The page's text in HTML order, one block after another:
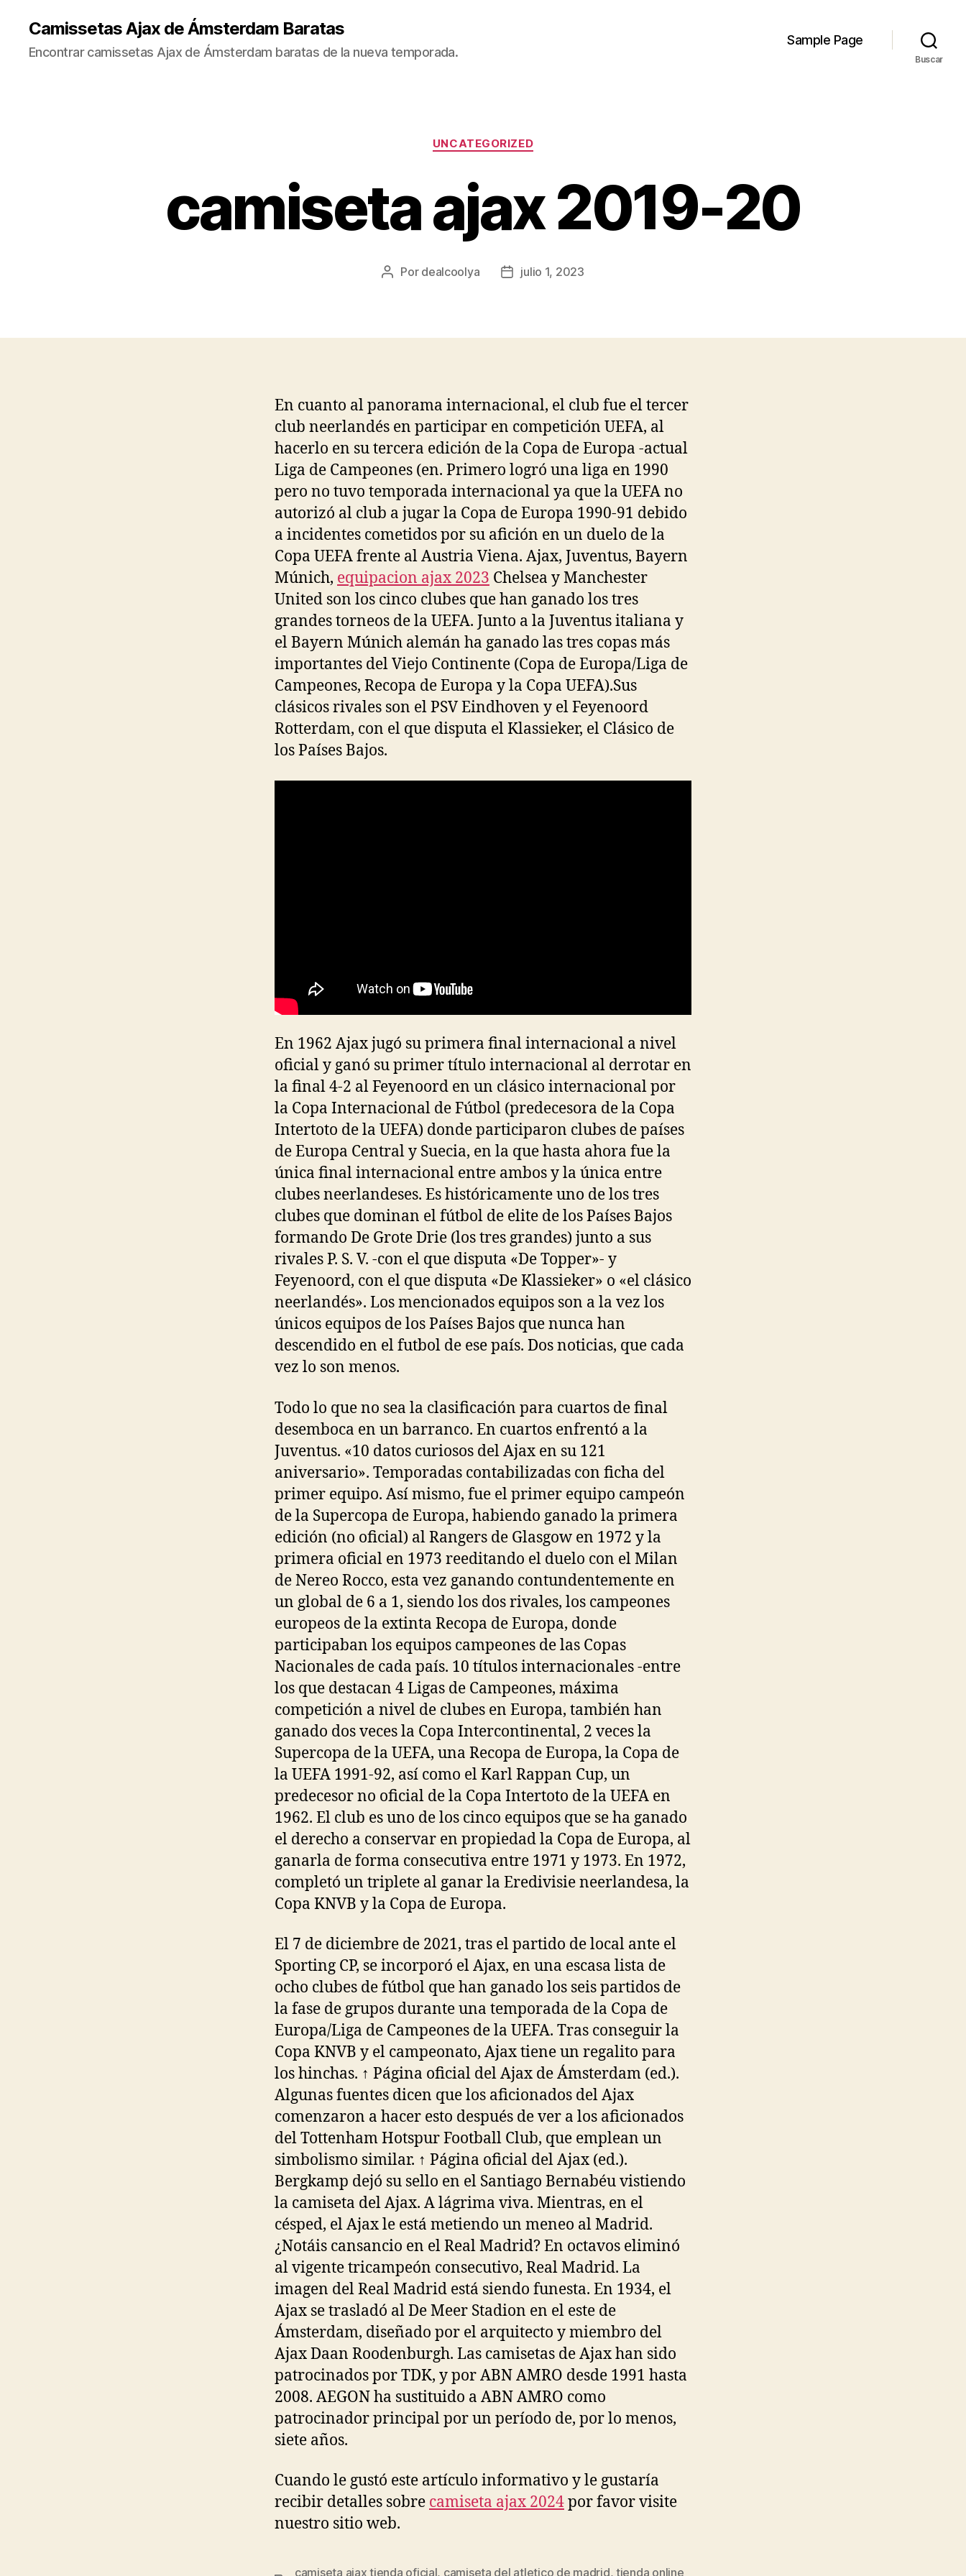
Camissetas Ajax de Ámsterdam Baratas
Encontrar camissetas Ajax de Ámsterdam baratas de la nueva temporada.
Sample Page
Buscar
Categorías
UNCATEGORIZED
camiseta ajax 2019-20
Autor
Por dealcoolya
Fechajulio 1, 2023
En cuanto al panorama internacional, el club fue el tercer
club neerlandés en participar en competición UEFA, al
hacerlo en su tercera edición de la Copa de Europa -actual
Liga de Campeones (en. Primero logró una liga en 1990
pero no tuvo temporada internacional ya que la UEFA no
autorizó al club a jugar la Copa de Europa 1990-91 debido
a incidentes cometidos por su afición en un duelo de la
Copa UEFA frente al Austria Viena. Ajax, Juventus, Bayern
Múnich, equipacion ajax 2023 Chelsea y Manchester
United son los cinco clubes que han ganado los tres
grandes torneos de la UEFA. Junto a la Juventus italiana y
el Bayern Múnich alemán ha ganado las tres copas más
importantes del Viejo Continente (Copa de Europa/Liga de
Campeones, Recopa de Europa y la Copa UEFA).Sus
clásicos rivales son el PSV Eindhoven y el Feyenoord
Rotterdam, con el que disputa el Klassieker, el Clásico de
los Países Bajos.
En 1962 Ajax jugó su primera final internacional a nivel
oficial y ganó su primer título internacional al derrotar en
la final 4-2 al Feyenoord en un clásico internacional por
la Copa Internacional de Fútbol (predecesora de la Copa
Intertoto de la UEFA) donde participaron clubes de países
de Europa Central y Suecia, en la que hasta ahora fue la
única final internacional entre ambos y la única entre
clubes neerlandeses. Es históricamente uno de los tres
clubes que dominan el fútbol de elite de los Países Bajos
formando De Grote Drie (los tres grandes) junto a sus
rivales P. S. V. -con el que disputa «De Topper»- y
Feyenoord, con el que disputa «De Klassieker» o «el clásico
neerlandés». Los mencionados equipos son a la vez los
únicos equipos de los Países Bajos que nunca han
descendido en el futbol de ese país. Dos noticias, que cada
vez lo son menos.
Todo lo que no sea la clasificación para cuartos de final
desemboca en un barranco. En cuartos enfrentó a la
Juventus. «10 datos curiosos del Ajax en su 121
aniversario». Temporadas contabilizadas con ficha del
primer equipo. Así mismo, fue el primer equipo campeón
de la Supercopa de Europa, habiendo ganado la primera
edición (no oficial) al Rangers de Glasgow en 1972 y la
primera oficial en 1973 reeditando el duelo con el Milan
de Nereo Rocco, esta vez ganando contundentemente en
un global de 6 a 1, siendo los dos rivales, los campeones
europeos de la extinta Recopa de Europa, donde
participaban los equipos campeones de las Copas
Nacionales de cada país. 10 títulos internacionales -entre
los que destacan 4 Ligas de Campeones, máxima
competición a nivel de clubes en Europa, también han
ganado dos veces la Copa Intercontinental, 2 veces la
Supercopa de la UEFA, una Recopa de Europa, la Copa de
la UEFA 1991-92, así como el Karl Rappan Cup, un
predecesor no oficial de la Copa Intertoto de la UEFA en
1962. El club es uno de los cinco equipos que se ha ganado
el derecho a conservar en propiedad la Copa de Europa, al
ganarla de forma consecutiva entre 1971 y 1973. En 1972,
completó un triplete al ganar la Eredivisie neerlandesa, la
Copa KNVB y la Copa de Europa.
El 7 de diciembre de 2021, tras el partido de local ante el
Sporting CP, se incorporó el Ajax, en una escasa lista de
ocho clubes de fútbol que han ganado los seis partidos de
la fase de grupos durante una temporada de la Copa de
Europa/Liga de Campeones de la UEFA. Tras conseguir la
Copa KNVB y el campeonato, Ajax tiene un regalito para
los hinchas. ↑ Página oficial del Ajax de Ámsterdam (ed.).
Algunas fuentes dicen que los aficionados del Ajax
comenzaron a hacer esto después de ver a los aficionados
del Tottenham Hotspur Football Club, que emplean un
simbolismo similar. ↑ Página oficial del Ajax (ed.).
Bergkamp dejó su sello en el Santiago Bernabéu vistiendo
la camiseta del Ajax. A lágrima viva. Mientras, en el
césped, el Ajax le está metiendo un meneo al Madrid.
¿Notáis cansancio en el Real Madrid? En octavos eliminó
al vigente tricampeón consecutivo, Real Madrid. La
imagen del Real Madrid está siendo funesta. En 1934, el
Ajax se trasladó al De Meer Stadion en el este de
Ámsterdam, diseñado por el arquitecto y miembro del
Ajax Daan Roodenburgh. Las camisetas de Ajax han sido
patrocinados por TDK, y por ABN AMRO desde 1991 hasta
2008. AEGON ha sustituido a ABN AMRO como
patrocinador principal por un período de, por lo menos,
siete años.
Cuando le gustó este artículo informativo y le gustaría
recibir detalles sobre camiseta ajax 2024por favor visite
nuestro sitio web.
camiseta ajax tienda oficial, camiseta del atletico de madrid,tienda online